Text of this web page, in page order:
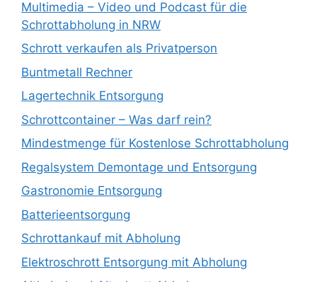
Multimedia – Video und Podcast für die
Schrottabholung in NRW
Schrott verkaufen als Privatperson
Buntmetall Rechner
Lagertechnik Entsorgung
Schrottcontainer – Was darf rein?
Mindestmenge für Kostenlose Schrottabholung
Regalsystem Demontage und Entsorgung
Gastronomie Entsorgung
Batterieentsorgung
Schrottankauf mit Abholung
Elektroschrott Entsorgung mit Abholung